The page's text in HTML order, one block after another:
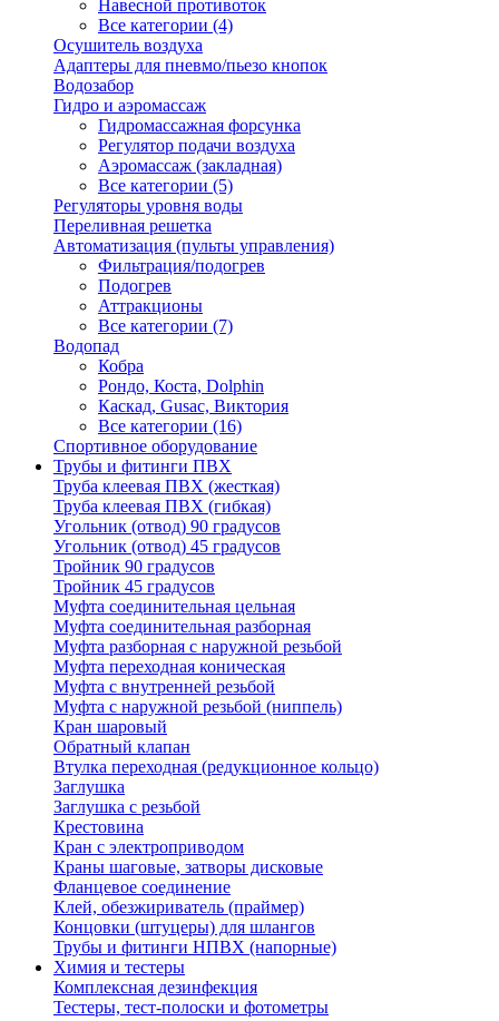
Навесной противоток
Все категории (4)
Осушитель воздуха
Адаптеры для пневмо/пьезо кнопок
Водозабор
Гидро и аэромассаж
Гидромассажная форсунка
Регулятор подачи воздуха
Аэромассаж (закладная)
Все категории (5)
Регуляторы уровня воды
Переливная решетка
Автоматизация (пульты управления)
Фильтрация/подогрев
Подогрев
Аттракционы
Все категории (7)
Водопад
Кобра
Рондо, Коста, Dolphin
Каскад, Gusac, Виктория
Все категории (16)
Спортивное оборудование
Трубы и фитинги ПВХ
Труба клеевая ПВХ (жесткая)
Труба клеевая ПВХ (гибкая)
Угольник (отвод) 90 градусов
Угольник (отвод) 45 градусов
Тройник 90 градусов
Тройник 45 градусов
Муфта соединительная цельная
Муфта соединительная разборная
Муфта разборная с наружной резьбой
Муфта переходная коническая
Муфта с внутренней резьбой
Муфта с наружной резьбой (ниппель)
Кран шаровый
Обратный клапан
Втулка переходная (редукционное кольцо)
Заглушка
Заглушка с резьбой
Крестовина
Кран с электроприводом
Краны шаговые, затворы дисковые
Фланцевое соединение
Клей, обезжириватель (праймер)
Концовки (штуцеры) для шлангов
Трубы и фитинги НПВХ (напорные)
Химия и тестеры
Комплексная дезинфекция
Тестеры, тест-полоски и фотометры